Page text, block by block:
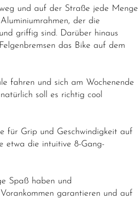
und auf der Straße jede Menge
der die
griffig sind. Darüber hinaus
das Bike auf dem
fahren und sich am Wochenende
soll es richtig cool
für Grip und Geschwindigkeit auf
etwa die intuitive 8-Gang-
Spaß haben und
garantieren und auf